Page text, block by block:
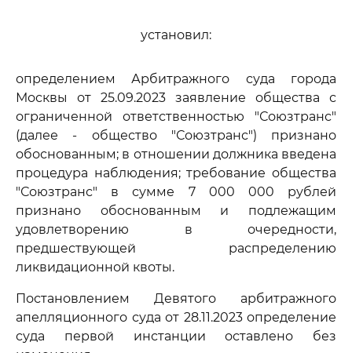
установил:
определением Арбитражного суда города
Москвы от 25.09.2023 заявление общества с
ограниченной ответственностью "Союзтранс"
(далее - общество "Союзтранс") признано
обоснованным; в отношении должника введена
процедура наблюдения; требование общества
"Союзтранс" в сумме 7 000 000 рублей
признано обоснованным и подлежащим
удовлетворению в очередности,
предшествующей распределению
ликвидационной квоты.
Постановлением Девятого арбитражного
апелляционного суда от 28.11.2023 определение
суда первой инстанции оставлено без